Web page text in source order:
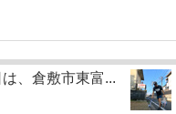
、倉敷市東富...